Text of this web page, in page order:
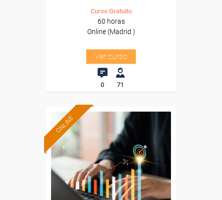
Curso Gratuito
60 horas
Online (Madrid )
Ver curso
0 71
ONLINE
Formación 100%
subvencionada.
Para desempleados,
trabajadores y autónomos
de Madrid.